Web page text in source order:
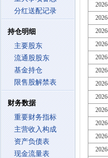
分红送配记录
持仓明细
主要股东
流通股股东
基金持仓
限售股解禁表
财务数据
重要财务指标
主营收入构成
资产负债表
现金流量表